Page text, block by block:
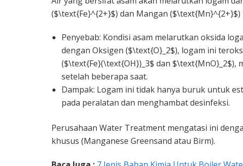
($\text{Fe}^{2+}$) dan Mangan
Penyebab: Kondisi asam melarutkan oksida
dengan Oksigen ($\text{O}_2$), logam ini
($\text{Fe}(\text{OH})_3$ dan
setelah beberapa saat.
Dampak: Logam ini tidak hanya buruk untuk
pada peralatan dan menghambat desinfeksi.
Perusahaan Water Treatment mengatasi ini
khusus (Manganese Greensand atau Birm).